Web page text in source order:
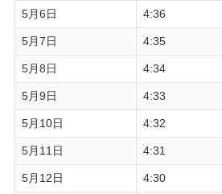
5月6日 4:36
5月7日 4:35
5月8日 4:34
5月9日 4:33
5月10日 4:32
5月11日 4:31
5月12日 4:30